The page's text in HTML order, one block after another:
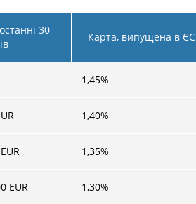
30
Карта, випущена в ЄС
1,45%
1,40%
1,35%
EUR 1,30%